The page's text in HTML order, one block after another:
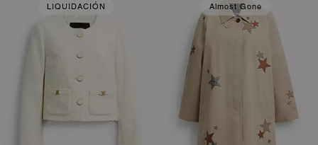
LIQUIDACIÓN Almost Gone